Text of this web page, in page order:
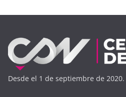
Desde el 1 de septiembre de 2020.